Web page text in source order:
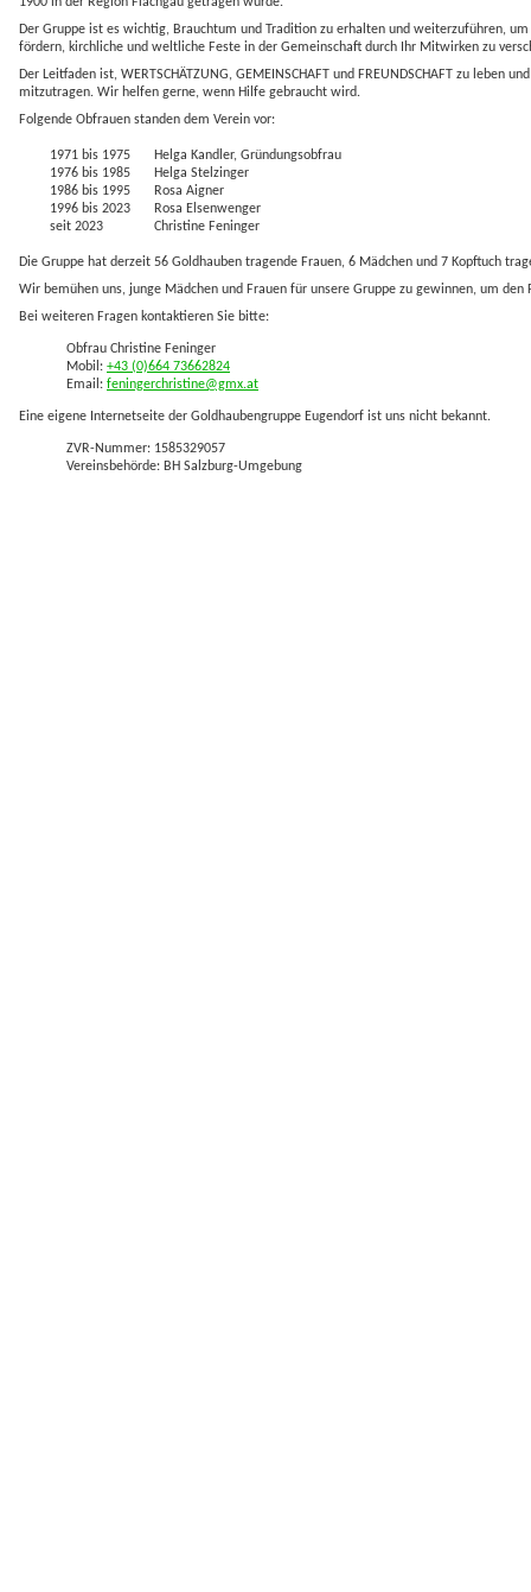
Der Gruppe ist es wichtig, Brauchtum und Tradition zu erhalten und weiterzuführen,
fördern, kirchliche und weltliche Feste in der Gemeinschaft durch Ihr Mitwirken zu
Der Leitfaden ist, WERTSCHÄTZUNG, GEMEINSCHAFT und FREUNDSCHAFT zu leben
mitzutragen. Wir helfen gerne, wenn Hilfe gebraucht wird.
Folgende Obfrauen standen dem Verein vor:
1971 bis 1975
1976 bis 1985
1986 bis 1995
1996 bis 2023
seit 2023
Helga Kandler, Gründungsobfrau
Helga Stelzinger
Rosa Aigner
Rosa Elsenwenger
Christine Feninger
Die Gruppe hat derzeit 56 Goldhauben tragende Frauen, 6 Mädchen und 7 Kopftuch
Wir bemühen uns, junge Mädchen und Frauen für unsere Gruppe zu gewinnen, um
Bei weiteren Fragen kontaktieren Sie bitte:
Obfrau Christine Feninger
Mobil: +43 (0)664 73662824
Email: feningerchristine@gmx.at
Eine eigene Internetseite der Goldhaubengruppe Eugendorf ist uns nicht bekannt.
ZVR-Nummer: 1585329057
Vereinsbehörde: BH Salzburg-Umgebung